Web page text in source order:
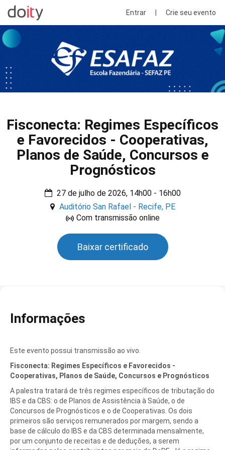
Entrar Crie seu evento
Fisconecta: Regimes Específicos
e Favorecidos - Cooperativas,
Planos de Saúde, Concursos e
Prognósticos
27 de julho de 2026, 14h00 - 16h00
Auditório San Rafael - Recife, PE
Com transmissão online
Baixar certificado
Informações
Este evento possui transmissão ao vivo.
Fisconecta: Regimes Específicos e Favorecidos -
Cooperativas, Planos de Saúde, Concursos e Prognósticos
A palestra tratará de três regimes específicos de tributação do
IBS e da CBS: o de Planos de Assistência à Saúde, o de
Concursos de Prognósticos e o de Cooperativas. Os dois
primeiros são serviços remunerados por margem, sendo a
base de cálculo do IBS e da CBS determinada mensalmente,
por um conjunto de receitas e de deduções, a serem